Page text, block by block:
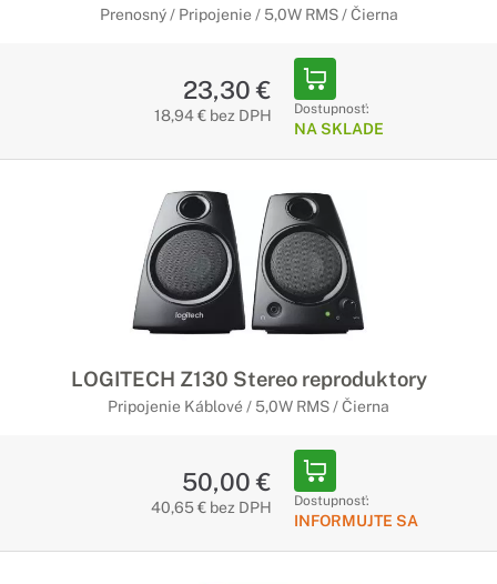
Prenosný / Pripojenie / 5,0W RMS / Čierna
23,30 €
18,94 € bez DPH Dostupnosť:
NA SKLADE
LOGITECH Z130 Stereo reproduktory
Pripojenie Káblové / 5,0W RMS / Čierna
50,00 €
40,65 € bez DPH Dostupnosť:
INFORMUJTE SA